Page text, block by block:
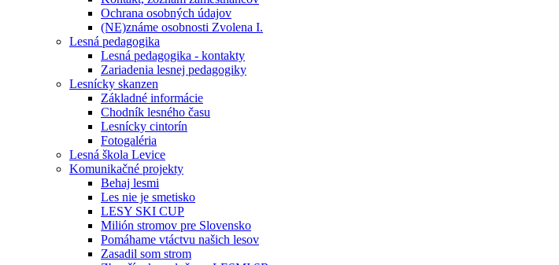
Ochrana osobných údajov
(NE)známe osobnosti Zvolena I.
Lesná pedagogika
Lesná pedagogika - kontakty
Zariadenia lesnej pedagogiky
Lesnícky skanzen
Základné informácie
Chodník lesného času
Lesnícky cintorín
Fotogaléria
Lesná škola Levice
Komunikačné projekty
Behaj lesmi
Les nie je smetisko
LESY SKI CUP
Milión stromov pre Slovensko
Pomáhame vtáctvu našich lesov
Zasadil som strom